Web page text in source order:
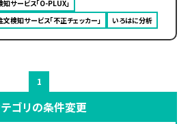
知サービス「O-PLUX」
検知サービス「不正チェッカー」
いろはに分析
1
ゴリの条件変更